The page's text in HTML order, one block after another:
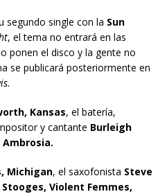
segundo single con la Sun
, el tema no entrará en las
ponen el disco y la gente no
se publicará posteriormente en
Kansas, el batería,
y cantante Burleigh
Ambrosia.
Michigan, el saxofonista Steve
Stooges, Violent Femmes,